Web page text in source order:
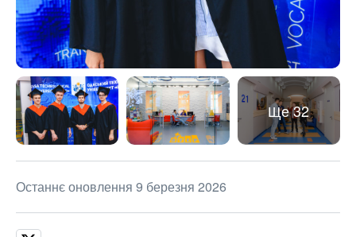
Ще 32
Останнє оновлення 9 березня 2026